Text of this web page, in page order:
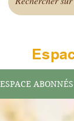
ESPACE ABONNÉS